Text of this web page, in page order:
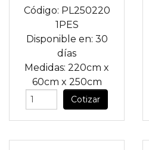
Código: PL250220
1PES
Disponible en: 30
días
Medidas: 220cm x
60cm x 250cm
Cotizar